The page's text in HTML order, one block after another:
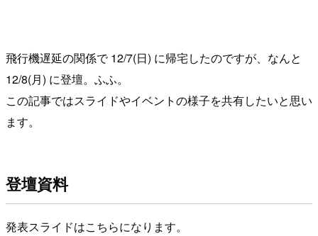
飛行機遅延の関係で 12/7(日) に帰宅したのですが、なんと
12/8(月) に登壇。ふふ。
この記事ではスライドやイベントの様子を共有したいと思い
ます。
登壇資料
発表スライドはこちらになります。